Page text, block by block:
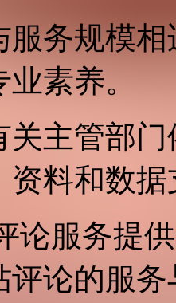
服务规模
素养。
关主管部
资料和数
论服务提
评论的服